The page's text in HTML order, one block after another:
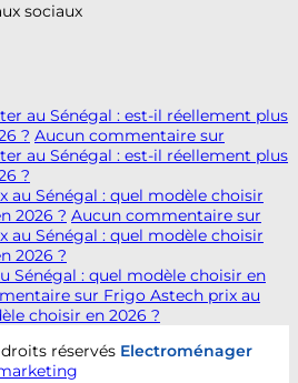
sociaux
au Sénégal : est-il réellement plus
? Aucun commentaire sur
au Sénégal : est-il réellement plus
?
au Sénégal : quel modèle choisir
2026 ? Aucun commentaire sur
au Sénégal : quel modèle choisir
2026 ?
Sénégal : quel modèle choisir en
sur Frigo Astech prix au
choisir en 2026 ?
réservés Electroménager